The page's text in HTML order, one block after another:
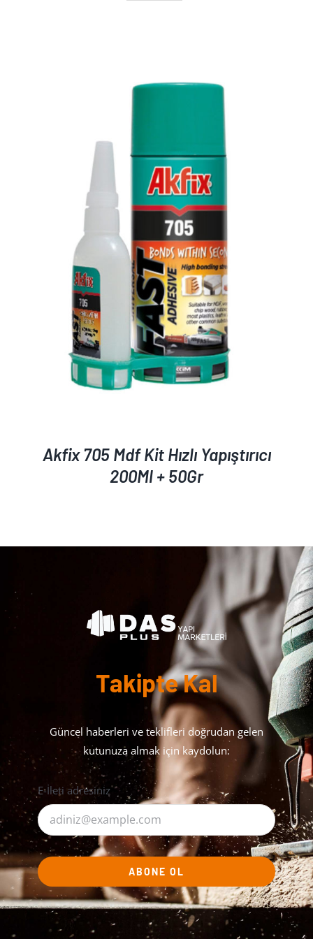
AYRINTILAR
Akfix 705 Mdf Kit Hızlı Yapıştırıcı
200Ml + 50Gr
Takipte Kal
Güncel haberleri ve teklifleri doğrudan gelen
kutunuza almak için kaydolun:
E-İleti adresiniz
ABONE OL